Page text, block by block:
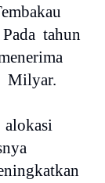
tahun
Milyar.